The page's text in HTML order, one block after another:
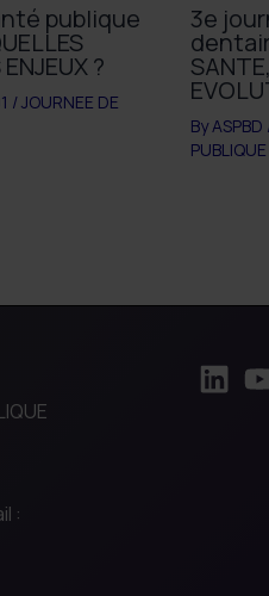
publique
?
/JOURNEE DE
3e
ByASPBD
PUBLIQUE
: